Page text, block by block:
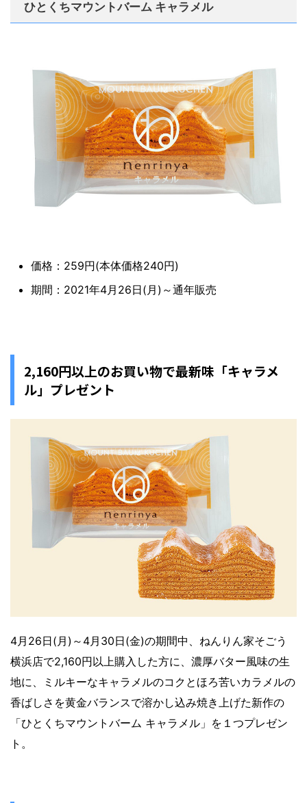
ひとくちマウントバーム キャラメル
価格：259円(本体価格240円)
期間：2021年4月26日(月)～通年販売
2,160円以上のお買い物で最新味「キャラメ
ル」プレゼント
4月26日(月)～4月30日(金)の期間中、ねんりん家そごう
横浜店で2,160円以上購入した方に、濃厚バター風味の生
地に、ミルキーなキャラメルのコクとほろ苦いカラメルの
香ばしさを黄金バランスで溶かし込み焼き上げた新作の
「ひとくちマウントバーム キャラメル」を１つプレゼン
ト。